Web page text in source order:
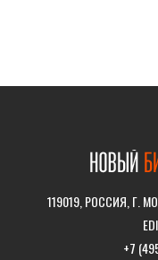
119019, РОССИЯ, Г.
+7